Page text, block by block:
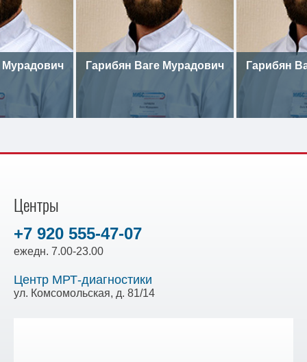
Мурадович Гарибян Ваге Мурадович Гарибян
Центры
+7 920 555-47-07
ежедн. 7.00-23.00
Центр МРТ-диагностики
ул. Комсомольская, д. 81/14